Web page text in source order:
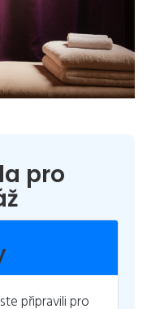
pro
připravili pro